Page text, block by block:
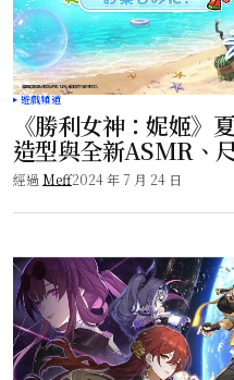
遊戲頻道
《勝利女神：妮姬》
造型與全新ASMR、
經過 Meff2024 年 7 月 24 日